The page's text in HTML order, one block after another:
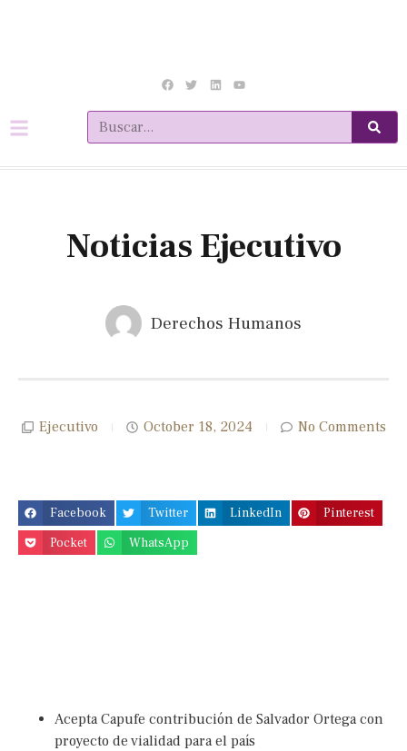
Noticias Ejecutivo
Derechos Humanos
Ejecutivo October 18, 2024 No Comments
Facebook Twitter LinkedIn
Pinterest
Pocket
WhatsApp
Acepta Capufe contribución de Salvador Ortega con
proyecto de vialidad para el país